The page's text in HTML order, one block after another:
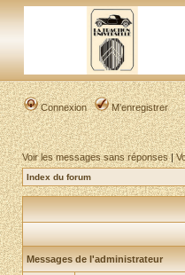
Connexion M’enregistrer
Voir les messages sans réponses|
Index du forum
Messages de l'administrateur